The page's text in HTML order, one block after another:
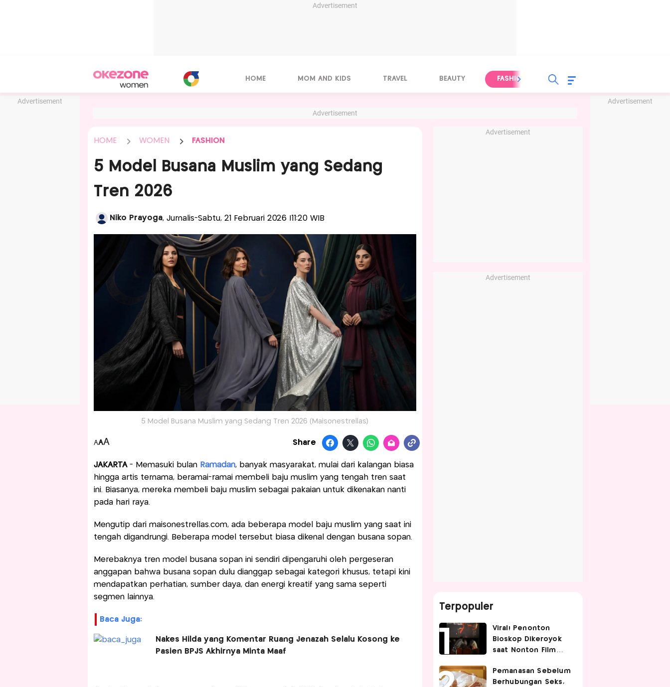
Advertisement
Advertisement Advertisement
HOME MOM AND KIDS TRAVEL BEAUTY FASHION FOOD
Advertisement
HOME WOMEN FASHION
5 Model Busana Muslim yang Sedang
Tren 2026
Niko Prayoga, Jurnalis-Sabtu, 21 Februari 2026 |11:20 WIB
5 Model Busana Muslim yang Sedang Tren 2026 (Maisonestrellas)
AAA Share
JAKARTA- Memasuki bulan Ramadan, banyak masyarakat, mulai dari kalangan biasa
hingga artis ternama, beramai-ramai membeli baju muslim yang tengah tren saat
ini. Biasanya, mereka membeli baju muslim sebagai pakaian untuk dikenakan nanti
pada hari raya.
Mengutip dari maisonestrellas.com, ada beberapa model baju muslim yang saat ini
tengah digandrungi. Beberapa model tersebut biasa dikenal dengan busana sopan.
Merebaknya tren model busana sopan ini sendiri dipengaruhi oleh pergeseran
anggapan bahwa busana sopan dulu dianggap sebagai kategori khusus, tetapi kini
mendapatkan perhatian, sumber daya, dan energi kreatif yang sama seperti
segmen lainnya.
Baca Juga:
Nakes Hilda yang Komentar Ruang Jenazah Selalu Kosong ke
Pasien BPJS Akhirnya Minta Maaf
Advertisement
Advertisement
Terpopuler
Viral! Penonton
Bioskop Dikeroyok
saat Nonton Film
Pemanasan Sebelum
Berhubungan Seks,